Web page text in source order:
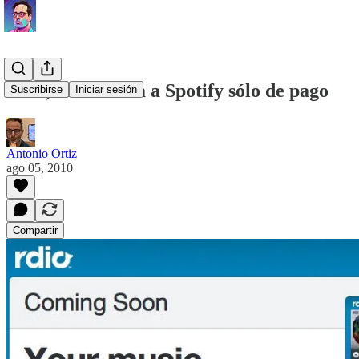
Suscribirse Iniciar sesión
Rdio, alternativa a Spotify sólo de pago
Antonio Ortiz
ago 05, 2010
Compartir